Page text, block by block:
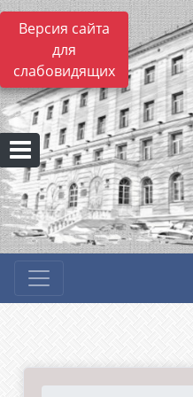
Версия сайта
для
слабовидящих